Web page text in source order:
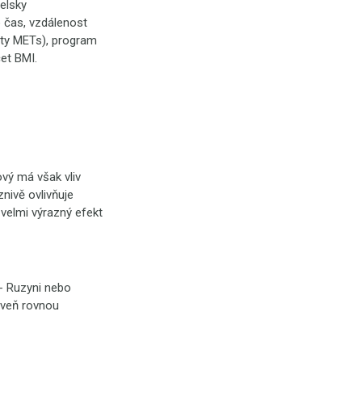
čas, vzdálenost
METs), program
BMI.
má však vliv
ovlivňuje
výrazný efekt
Ruzyni nebo
rovnou